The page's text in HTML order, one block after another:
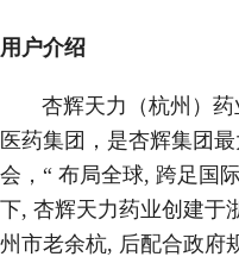
用户介绍
杏辉天力（杭州）药
医药集团，是杏辉集团
会，“ 布局全球, 跨足国
下, 杏辉天力药业创建于
州市老余杭, 后配合政府